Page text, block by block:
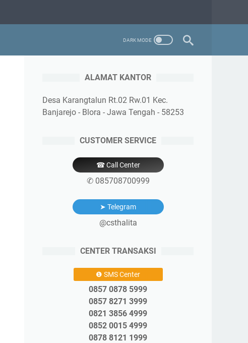
ALAMAT KANTOR
Desa Karangtalun Rt.02 Rw.01 Kec.
Banjarejo - Blora - Jawa Tengah - 58253
CUSTOMER SERVICE
☎ Call Center
✆ 085708700999
➤ Telegram
@csthalita
CENTER TRANSAKSI
❶ SMS Center
0857 0878 5999
0857 8271 3999
0821 3856 4999
0852 0015 4999
0878 8121 1999